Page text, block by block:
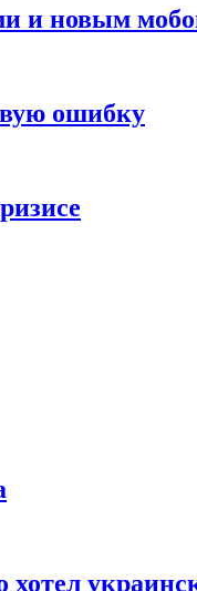
и новым
ошибку
хотел